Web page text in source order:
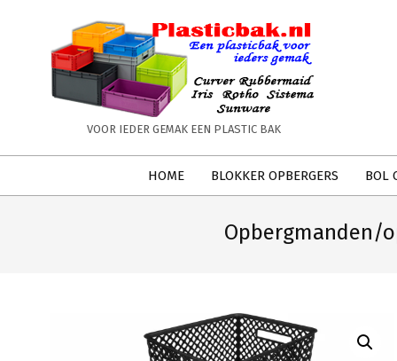
PLASTICBAK.NL
VOOR IEDER GEMAK EEN PLASTIC BAK
HOME BLOKKER OPBERGERS BOL
Opbergmanden/